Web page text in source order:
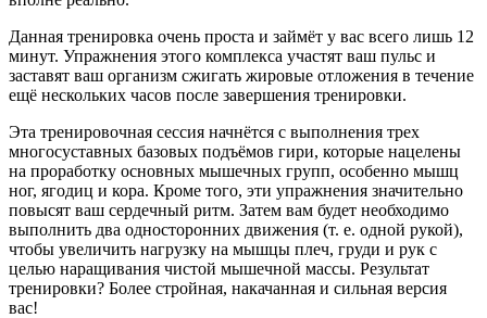
Данная тренировка очень проста и займёт у вас всего лишь 12
минут. Упражнения этого комплекса участят ваш пульс и
заставят ваш организм сжигать жировые отложения в течение
ещё нескольких часов после завершения тренировки.
Эта тренировочная сессия начнётся с выполнения трех
многосуставных базовых подъёмов гири, которые нацелены
на проработку основных мышечных групп, особенно мышц
ног, ягодиц и кора. Кроме того, эти упражнения значительно
повысят ваш сердечный ритм. Затем вам будет необходимо
выполнить два односторонних движения (т. е. одной рукой),
чтобы увеличить нагрузку на мышцы плеч, груди и рук с
целью наращивания чистой мышечной массы. Результат
тренировки? Более стройная, накачанная и сильная версия
вас!